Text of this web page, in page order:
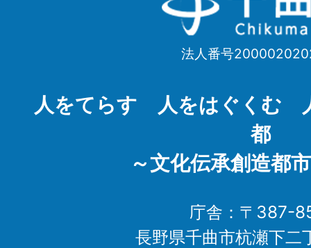
曲
Chikuma
法人番号
人をてらす 人をはぐくむ
都
～文化伝承創造都
庁舎：〒387-
長野県千曲市杭瀬下二